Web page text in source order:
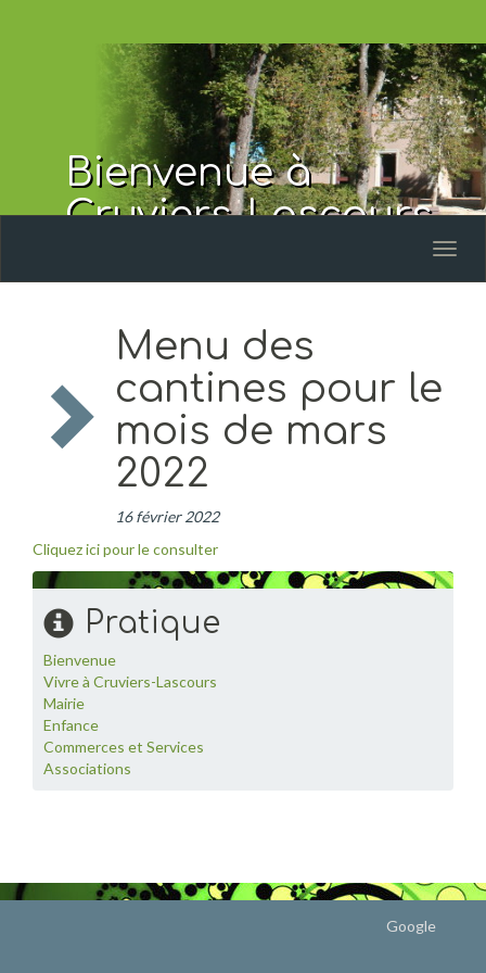
Bienvenue à
Cruviers-Lascours
Menu des
cantines pour le
mois de mars
2022
16 février 2022
Cliquez ici pour le consulter
Pratique
Bienvenue
Vivre à Cruviers-Lascours
Mairie
Enfance
Commerces et Services
Associations
Google